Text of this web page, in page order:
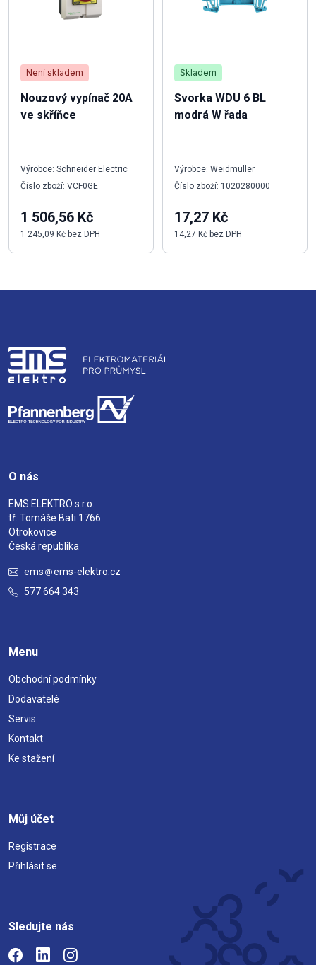
Není skladem
Nouzový vypínač 20A
ve skříňce
Výrobce: Schneider Electric
Číslo zboží: VCF0GE
1 506,56 Kč
1 245,09 Kč bez DPH
Skladem
Svorka WDU 6 BL
modrá W řada
Výrobce: Weidmüller
Číslo zboží: 1020280000
17,27 Kč
14,27 Kč bez DPH
O nás
EMS ELEKTRO s.r.o.
tř. Tomáše Bati 1766
Otrokovice
Česká republika
ems
ems-elektro.cz
577 664 343
Menu
Obchodní podmínky
Dodavatelé
Servis
Kontakt
Ke stažení
Můj účet
Registrace
Přihlásit se
Sledujte nás